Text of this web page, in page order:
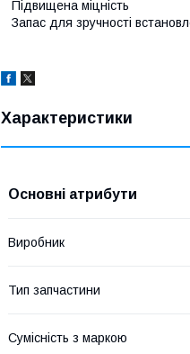
Підвищена міцність
Запас для зручності
Характеристики
Основні атрибути
Виробник
Тип запчастини
Сумісність з маркою